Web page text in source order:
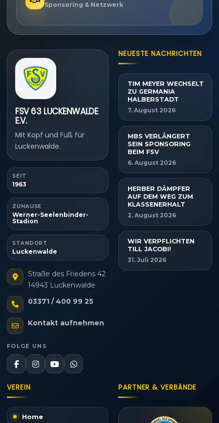
Sponsoring & Netzwerk
FSV 63 LUCKENWALDE
E.V.
Mit Kopf und Fuß für
Luckenwalde.
SEIT
1963
ZUHAUSE
Werner-Seelenbinder-
Stadion
STANDORT
Luckenwalde
Straße des Friedens 42
14943 Luckenwalde
03371 / 400 99 25
Kontakt aufnehmen
FOLGE UNS
NEUESTE NACHRICHTEN
TIM MEYER WECHSELT
ZU GERMANIA
HALBERSTADT
7. August 2026
MBS VERLÄNGERT
SEIN SPONSORING
BEIM FSV
6. August 2026
HERBER DÄMPFER
AUF DEM WEG ZUM
KLASSENERHALT
2. August 2026
WIR VERPFLICHTEN
TILL JACOBI!
31. Juli 2026
VEREIN
Home
PARTNER & VERBÄNDE